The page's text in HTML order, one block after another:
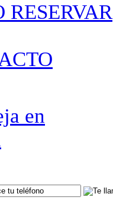
RESERVAR